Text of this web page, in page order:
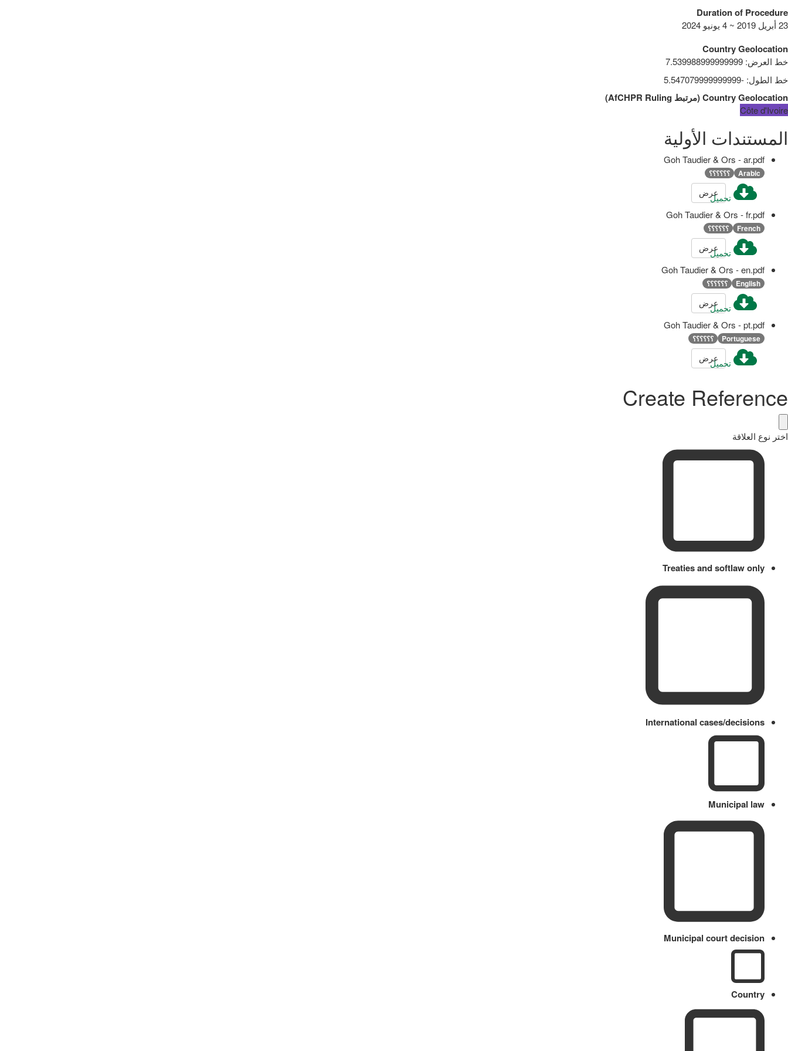
Duration of Procedure
23 أبريل 2019 ~ 4 يونيو 2024
Country Geolocation
خط العرض:
7.539988999999999
خط الطول:
-5.547079999999999
Country Geolocation
(مرتبط AfCHPR Ruling
)
Côte d'Ivoire
المستندات الأولية
Goh Taudier & Ors - ar.pdf
Arabic ؟؟؟؟؟؟
تحميلعرض
Goh Taudier & Ors - fr.pdf
French ؟؟؟؟؟؟
تحميلعرض
Goh Taudier & Ors - en.pdf
English ؟؟؟؟؟؟
تحميلعرض
Goh Taudier & Ors - pt.pdf
Portuguese ؟؟؟؟؟؟
تحميلعرض
Create Reference
اختر نوع العلاقة
Treaties and softlaw only
International cases/decisions
Municipal law
Municipal court decision
Country